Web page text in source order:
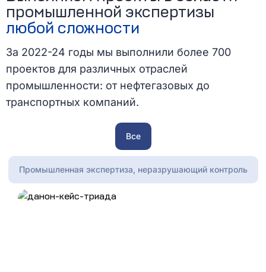
промышленной экспертизы
любой сложности
За 2022-24 годы мы выполнили более 700
проектов для различных отраслей
промышленности: от нефтегазовых до
транспортных компаний.
Все
Промышленная экспертиза, неразрушающий контроль